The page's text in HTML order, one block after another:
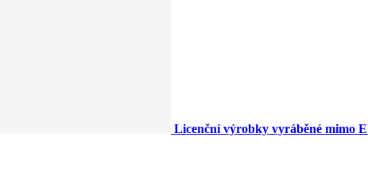
Licenční výrobky vyráběné mimo